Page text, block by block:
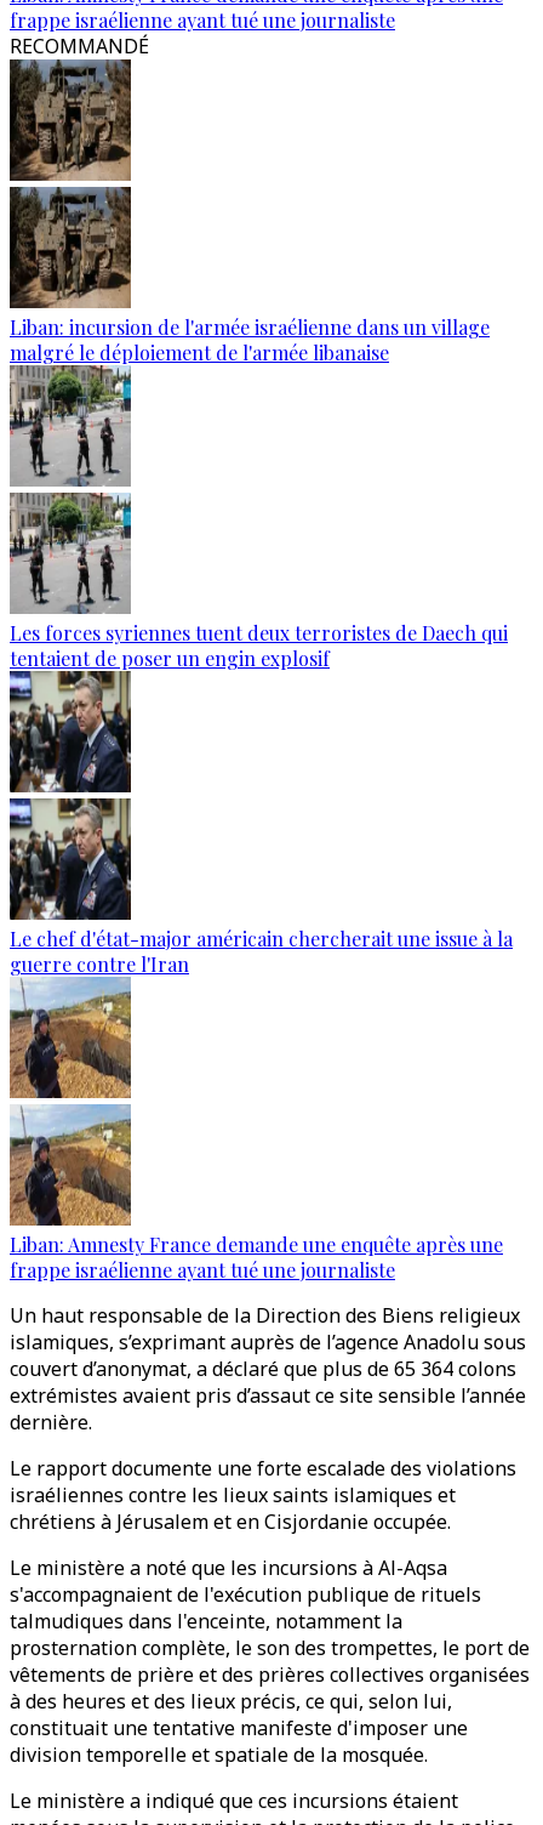
frappe israélienne ayant tué une journaliste
RECOMMANDÉ
Liban: incursion de l'armée israélienne dans un village
malgré le déploiement de l'armée libanaise
Les forces syriennes tuent deux terroristes de Daech qui
tentaient de poser un engin explosif
Le chef d'état-major américain chercherait une issue à la
guerre contre l'Iran
Liban: Amnesty France demande une enquête après une
frappe israélienne ayant tué une journaliste
Un haut responsable de la Direction des Biens religieux
islamiques, s’exprimant auprès de l’agence Anadolu sous
couvert d’anonymat, a déclaré que plus de 65 364 colons
extrémistes avaient pris d’assaut ce site sensible l’année
dernière.
Le rapport documente une forte escalade des violations
israéliennes contre les lieux saints islamiques et
chrétiens à Jérusalem et en Cisjordanie occupée.
Le ministère a noté que les incursions à Al-Aqsa
s'accompagnaient de l'exécution publique de rituels
talmudiques dans l'enceinte, notamment la
prosternation complète, le son des trompettes, le port de
vêtements de prière et des prières collectives organisées
à des heures et des lieux précis, ce qui, selon lui,
constituait une tentative manifeste d'imposer une
division temporelle et spatiale de la mosquée.
Le ministère a indiqué que ces incursions étaient